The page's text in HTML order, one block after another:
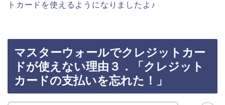
トカードを使えるようになりましたよ♪
マスターウォールでクレジットカー
ドが使えない理由３．「クレジット
カードの支払いを忘れた！」